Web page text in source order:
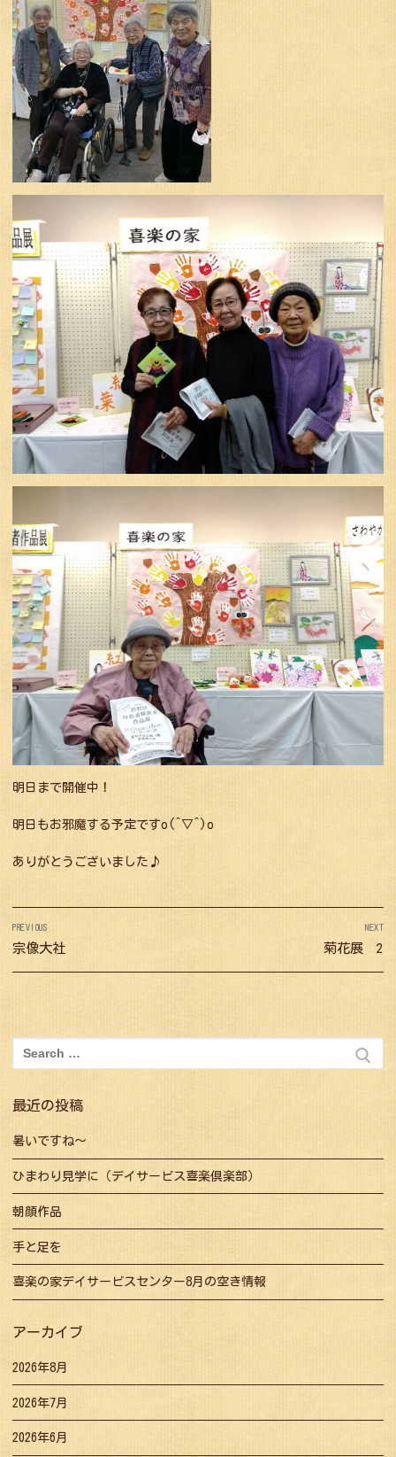
明日まで開催中！
明日もお邪魔する予定ですo(^▽^)o
ありがとうございました♪
投
稿
ナ
ビ
ゲ
ー
シ
ョ
ン
PREVIOUS
Previous
post:
宗像大社
NEXT
Next
post:
菊花展 2
検
索:
最近の投稿
暑いですね～
ひまわり見学に（デイサービス喜楽倶楽部）
朝顔作品
手と足を
喜楽の家デイサービスセンター8月の空き情報
アーカイブ
2026年8月
2026年7月
2026年6月